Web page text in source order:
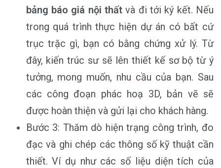
bảng báo giá nội thấtvà đi tới ký kết. Nếu
trong quá trình thực hiện dự án có bất cứ
trục trặc gì, bạn có bằng chứng xử lý. Từ
đây, kiến trúc sư sẽ lên thiết kế sơ bộ từ ý
tưởng, mong muốn, nhu cầu của bạn. Sau
các công đoạn phác hoạ 3D, bản vẽ sẽ
được hoàn thiện và gửi lại cho khách hàng.
Bước 3: Thăm dò hiện trạng công trình, đo
đạc và ghi chép các thông số kỹ thuật cần
thiết. Ví dụ như các số liệu diện tích của